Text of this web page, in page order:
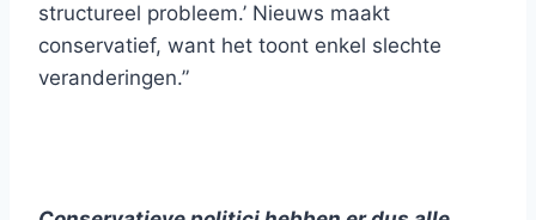
structureel probleem.’ Nieuws maakt
conservatief, want het toont enkel slechte
veranderingen.”